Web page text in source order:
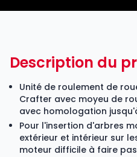
Description du
Unité de roulement de
Crafter avec moyeu de
avec homologation
Pour l'insertion d'arbres
extérieur et intérieur sur
moteur difficile à faire